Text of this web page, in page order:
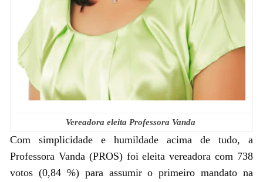
Vereadora eleita Professora Vanda
Com simplicidade e humildade acima de tudo, a
Professora Vanda (PROS) foi eleita vereadora com 738
votos (0,84 %) para assumir o primeiro mandato na